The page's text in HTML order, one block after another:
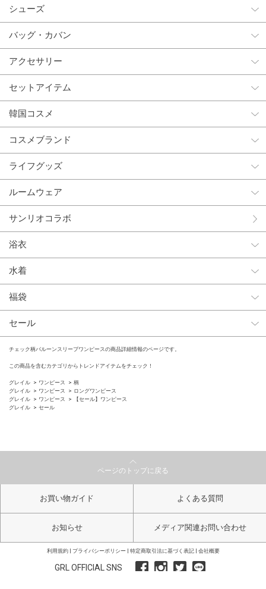
シューズ
バッグ・カバン
アクセサリー
セットアイテム
韓国コスメ
コスメブランド
ライフグッズ
ルームウェア
サンリオコラボ
浴衣
水着
福袋
セール
チェック柄バルーンスリーブワンピースの商品詳細情報のページです。
この商品を含むカテゴリからトレンドアイテムをチェック！
グレイル ワンピース
柄
グレイル
ワンピース
ロングワンピース
グレイル
ワンピース
【セール】ワンピース
グレイル
セール
ページのトップに戻る
お買い物ガイド よくある質問
お知らせ メディア関連お問い合わせ
利用規約 プライバシーポリシー 特定商取引法に基づく表記 会社概要
GRL OFFICIAL SNS